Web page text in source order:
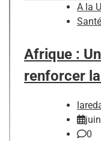
A la
Santé
Afrique :
renforcer
0